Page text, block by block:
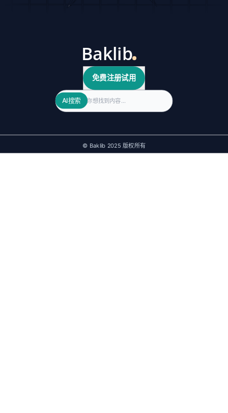
免费注册试用
Search
AI搜索
© Baklib 2025 版权所有